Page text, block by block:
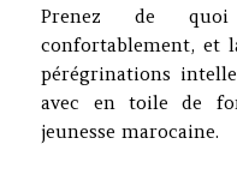
Prenez de
confortablement, et
pérégrinations
avec en toile de
jeunesse marocaine.